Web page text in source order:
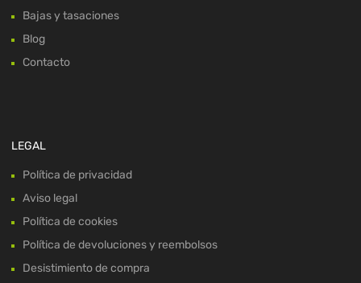
Bajas y tasaciones
Blog
Contacto
LEGAL
Política de privacidad
Aviso legal
Política de cookies
Política de devoluciones y reembolsos
Desistimiento de compra